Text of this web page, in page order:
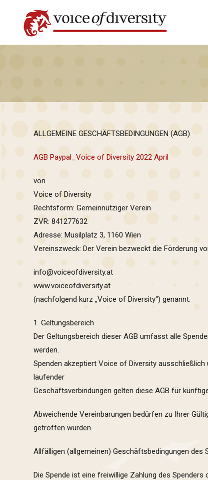
springen
ALLGEMEINE GESCHÄFTSBEDINGUNGEN (AGB)
AGB Paypal_Voice of Diversity 2022 April
von
Voice of Diversity
Rechtsform: Gemeinnütziger Verein
ZVR: 841277632
Adresse: Musilplatz 3, 1160 Wien
Vereinszweck: Der Verein bezweckt die Förderung
info@voiceofdiversity.at
www.voiceofdiversity.at
(nachfolgend kurz „Voice of Diversity“) genannt.
1. Geltungsbereich
Der Geltungsbereich dieser AGB umfasst alle
werden.
Spenden akzeptiert Voice of Diversity ausschließlich
laufender
Geschäftsverbindungen gelten diese AGB für
Abweichende Vereinbarungen bedürfen zu Ihrer
getroffen wurden.
Allfälligen (allgemeinen) Geschäftsbedingungen des
Die Spende ist eine freiwillige Zahlung des